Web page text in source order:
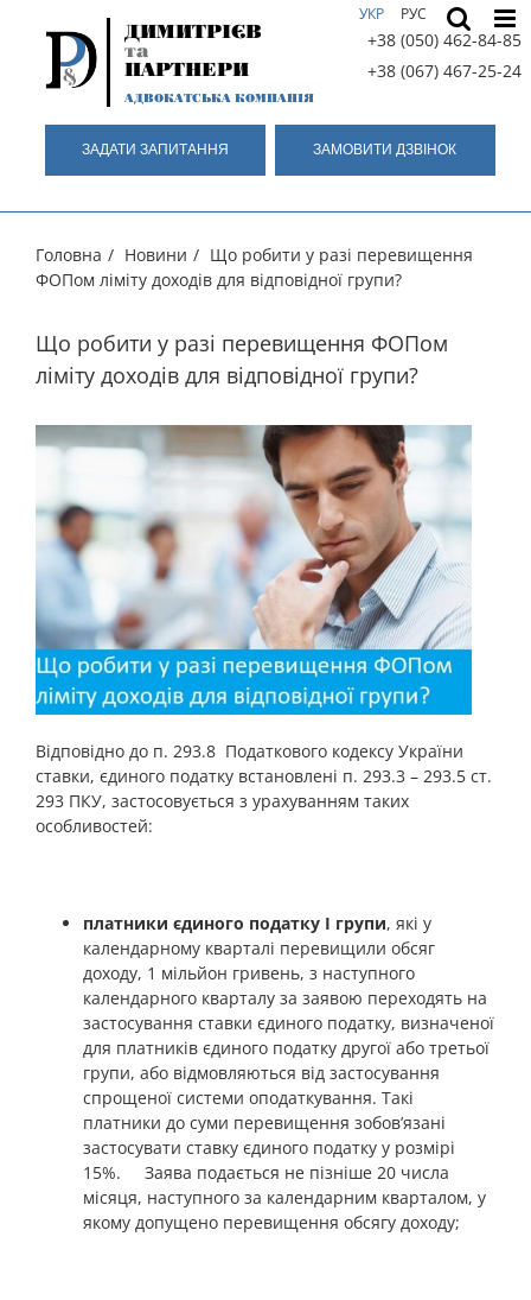
ДИМИТРІЄВ
та
ПАРТНЕРИ
АДВОКАТСЬКА КОМПАНІЯ
УКР РУС
+38 (050) 462-84-85
+38 (067) 467-25-24
ЗАДАТИ ЗАПИТАННЯ ЗАМОВИТИ ДЗВIНОК
Головна / Новини / Що робити у разі перевищення
ФОПом ліміту доходів для відповідної групи?
Що робити у разі перевищення ФОПом
ліміту доходів для відповідної групи?
Відповідно до п. 293.8 Податкового кодексу України
ставки, єдиного податку встановлені п. 293.3 – 293.5 ст.
293 ПКУ, застосовується з урахуванням таких
особливостей:
платники єдиного податку I групи, які у
календарному кварталі перевищили обсяг
доходу, 1 мільйон гривень, з наступного
календарного кварталу за заявою переходять на
застосування ставки єдиного податку, визначеної
для платників єдиного податку другої або третьої
групи, або відмовляються від застосування
спрощеної системи оподаткування. Такі
платники до суми перевищення зобов’язані
застосувати ставку єдиного податку у розмірі
15%. Заява подається не пізніше 20 числа
місяця, наступного за календарним кварталом, у
якому допущено перевищення обсягу доходу;